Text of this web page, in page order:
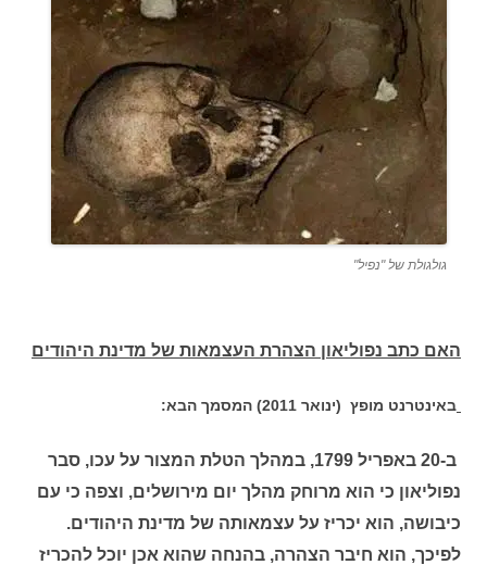
גולגולת של "נפיל"
האם כתב נפוליאון הצהרת העצמאות של מדינת היהודים
באינטרנט מופץ (ינואר 2011) המסמך הבא:
ב-20 באפריל 1799, במהלך הטלת המצור על עכו, סבר
נפוליאון כי הוא מרוחק מהלך יום מירושלים, וצפה כי עם
כיבושה, הוא יכריז על עצמאותה של מדינת היהודים.
לפיכך, הוא חיבר הצהרה, בהנחה שהוא אכן יוכל להכריז